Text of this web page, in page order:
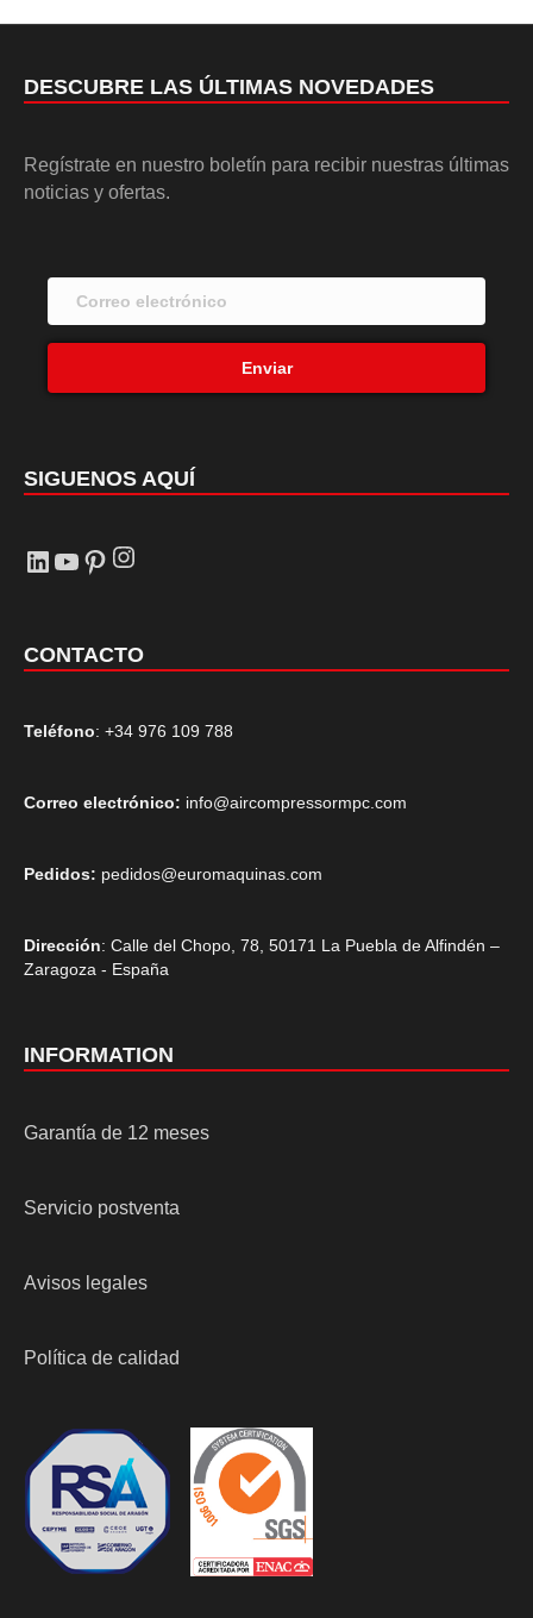
DESCUBRE LAS ÚLTIMAS NOVEDADES
Regístrate en nuestro boletín para recibir nuestras últimas
noticias y ofertas.
Enviar
SIGUENOS AQUÍ
LinkedIn
YouTube
Pinterest
Instagram
CONTACTO
Teléfono: +34 976 109 788
Correo electrónico: info@aircompressormpc.com
Pedidos: pedidos@euromaquinas.com
Dirección: Calle del Chopo, 78, 50171 La Puebla de Alfindén –
Zaragoza - España
INFORMATION
Garantía de 12 meses
Servicio postventa
Avisos legales
Política de calidad